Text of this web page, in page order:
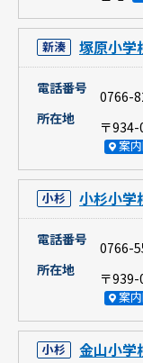
新湊 塚原小学
電話番号
0766-
所在地
〒934-
案
小杉 小杉小学
電話番号
0766-
所在地
〒939-
案
小杉 金山小学